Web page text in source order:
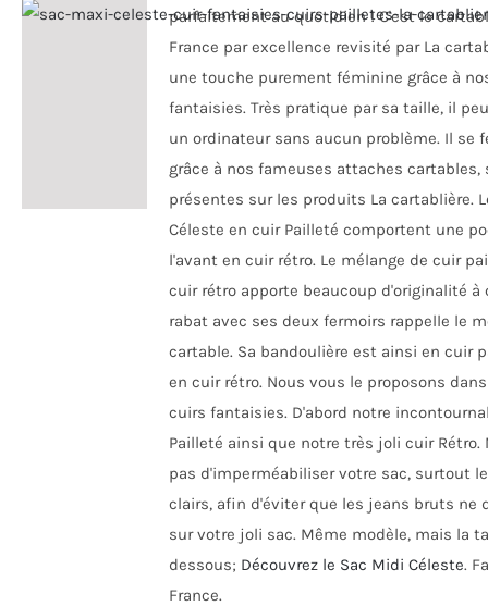
la
page
du
produit
parfaitement au quotidien ! C'est le
France par excellence revisité par La
une touche purement féminine grâce à
fantaisies. Très pratique par sa taille, il
un ordinateur sans aucun problème. Il se
grâce à nos fameuses attaches cartables,
présentes sur les produits La cartablière.
Céleste en cuir Pailleté comportent une
l'avant en cuir rétro. Le mélange de cuir
cuir rétro apporte beaucoup d'originalité à
rabat avec ses deux fermoirs rappelle le
cartable. Sa bandoulière est ainsi en cuir
en cuir rétro. Nous vous le proposons
cuirs fantaisies. D'abord notre
Pailleté ainsi que notre très joli cuir Rétro.
pas d'imperméabiliser votre sac, surtout
clairs, afin d'éviter que les jeans bruts ne
sur votre joli sac. Même modèle, mais la
dessous; Découvrez le Sac Midi Céleste.
France.